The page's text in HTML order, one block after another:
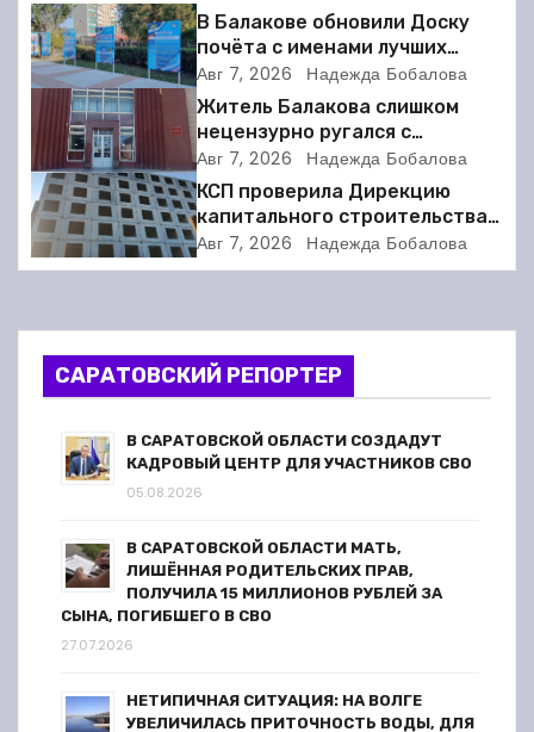
г
а
ц
и
я
п
о
В Балакове обновили Доску
почёта с именами лучших
спортсменов. Фото
Авг 7, 2026 Надежда Бобалова
Житель Балакова слишком
нецензурно ругался с
соседкой и получил двое суток
ареста
Авг 7, 2026 Надежда Бобалова
КСП проверила Дирекцию
капитального строительства в
Балакове и нашла множество
нарушений
Авг 7, 2026 Надежда Бобалова
САРАТОВСКИЙ РЕПОРТЕР
В САРАТОВСКОЙ ОБЛАСТИ СОЗДАДУТ
КАДРОВЫЙ ЦЕНТР ДЛЯ УЧАСТНИКОВ СВО
05.08.2026
В САРАТОВСКОЙ ОБЛАСТИ МАТЬ,
ЛИШЁННАЯ РОДИТЕЛЬСКИХ ПРАВ,
ПОЛУЧИЛА 15 МИЛЛИОНОВ РУБЛЕЙ ЗА
СЫНА, ПОГИБШЕГО В СВО
27.07.2026
НЕТИПИЧНАЯ СИТУАЦИЯ: НА ВОЛГЕ
УВЕЛИЧИЛАСЬ ПРИТОЧНОСТЬ ВОДЫ, ДЛЯ